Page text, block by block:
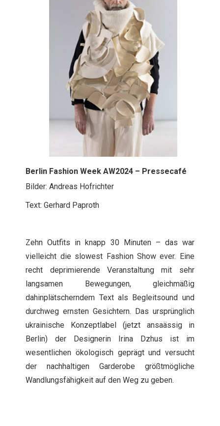
Berlin Fashion Week AW2024 – Pressecafé
Bilder: Andreas Hofrichter
Text: Gerhard Paproth
Zehn Outfits in knapp 30 Minuten – das war
vielleicht die slowest Fashion Show ever. Eine
recht deprimierende Veranstaltung mit sehr
langsamen Bewegungen, gleichmäßig
dahinplätscherndem Text als Begleitsound und
durchweg ernsten Gesichtern. Das ursprünglich
ukrainische Konzeptlabel (jetzt ansaässig in
Berlin) der Designerin Irina Dzhus ist im
wesentlichen ökologisch geprägt und versucht
der nachhaltigen Garderobe größtmögliche
Wandlungsfähigkeit auf den Weg zu geben.